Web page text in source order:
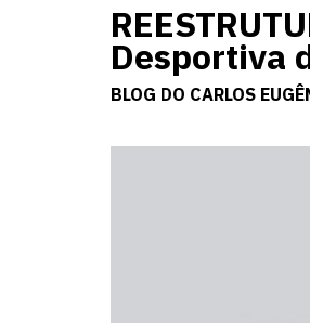
Desportiva
BLOG DO CARLOS